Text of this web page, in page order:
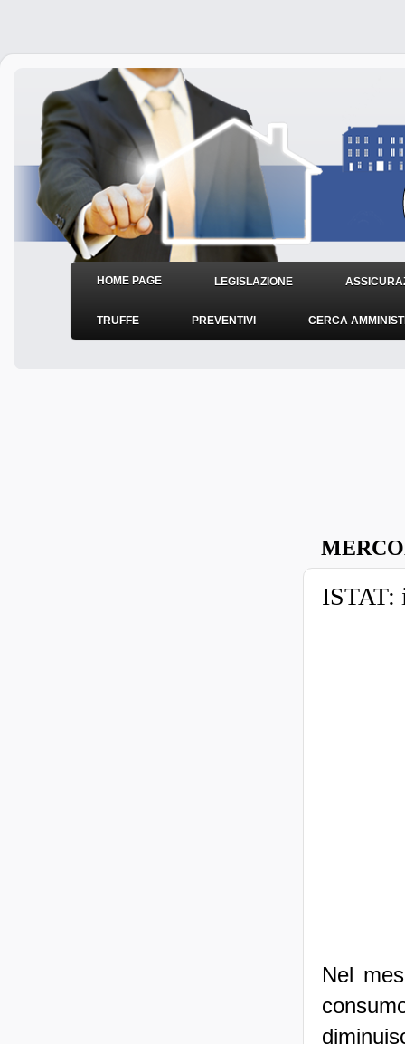
HOME PAGE LEGISLAZIONE
TRUFFE PREVENTIVI CERCA
ISTAT:
Nel